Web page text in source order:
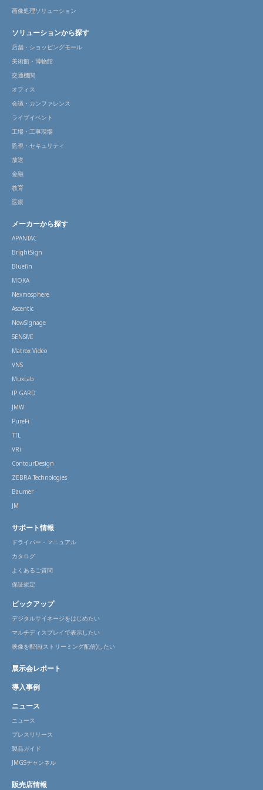
画像処理ソリューション
ソリューションから探す
店舗・ショッピングモール
美術館・博物館
交通機関
オフィス
会議・カンファレンス
ライブイベント
工場・工事現場
監視・セキュリティ
放送
金融
教育
医療
メーカーから探す
APANTAC
BrightSign
Bluefin
MOKA
Nexmosphere
Ascentic
NowSignage
SENSMI
Matrox Video
VNS
MuxLab
IP GARD
JMW
PureFi
TTL
VRi
ContourDesign
ZEBRA Technologies
Baumer
JM
サポート情報
ドライバー・マニュアル
カタログ
よくあるご質問
保証規定
ピックアップ
デジタルサイネージをはじめたい
マルチディスプレイで表示したい
映像を配信(ストリーミング配信)したい
展示会レポート
導入事例
ニュース
ニュース
プレスリリース
製品ガイド
JMGSチャンネル
販売店情報